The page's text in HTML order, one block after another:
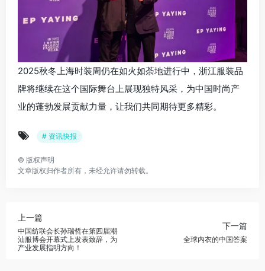
2025秋冬上海时装周仍在如火如荼地进行中，浙江服装品
牌将继续在这个国际舞台上展现独特风采，为中国时尚产
业的蓬勃发展贡献力量，让我们共同期待更多精彩。
# 资讯快报
© 版权声明
文章版权归作者所有，未经允许请勿转载。
上一篇
中国纺联会长孙瑞哲在第四届潮
汕服博会开幕式上发表致辞，为
产业发展指明方向！
下一篇
全球内衣的中国答案